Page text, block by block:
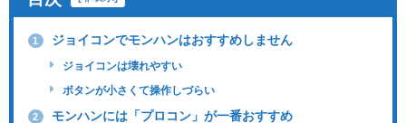
1 ジョイコンでモンハンはおすすめしません
ジョイコンは壊れやすい
ボタンが小さくて操作しづらい
2 モンハンには「プロコン」が一番おすすめ